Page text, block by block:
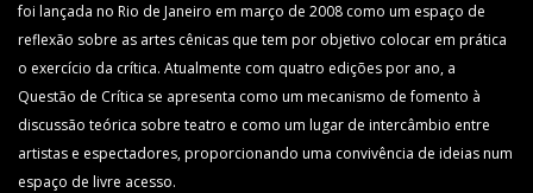
foi lançada no Rio de Janeiro em março de 2008 como um espaço de
reflexão sobre as artes cênicas que tem por objetivo colocar em prática
o exercício da crítica. Atualmente com quatro edições por ano, a
Questão de Crítica se apresenta como um mecanismo de fomento à
discussão teórica sobre teatro e como um lugar de intercâmbio entre
artistas e espectadores, proporcionando uma convivência de ideias num
espaço de livre acesso.